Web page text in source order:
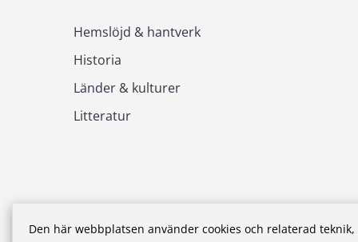
Hemslöjd & hantverk
Historia
Länder & kulturer
Litteratur
Den här webbplatsen använder cookies och relaterad